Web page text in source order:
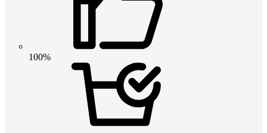
100%